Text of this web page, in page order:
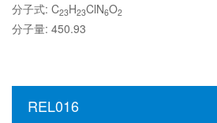
分子式: C23H23ClN6O2
分子量: 450.93
REL016